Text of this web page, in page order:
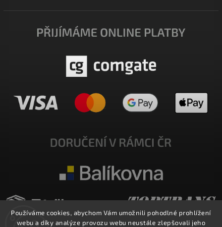
Používáme cookies, abychom Vám umožnili pohodlné prohlížení
webu a díky analýze provozu webu neustále zlepšovali jeho